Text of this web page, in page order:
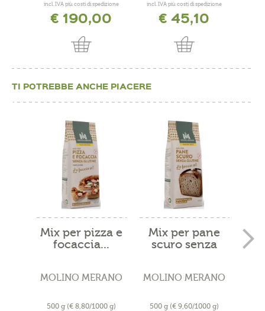
incl. IVA più costi di spedizione
€ 190,00
incl. IVA più costi di spedizione
€ 45,10
TI POTREBBE ANCHE PIACERE
Mix per pizza e
focaccia...
MOLINO MERANO
500 g (€ 8,80/1000 g)
Mix per pane
scuro senza
MOLINO MERANO
500 g (€ 9,60/1000 g)